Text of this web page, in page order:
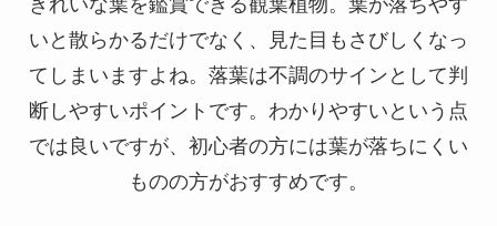
いと散らかるだけでなく、見た目もさびしくなっ
てしまいますよね。落葉は不調のサインとして判
断しやすいポイントです。わかりやすいという点
では良いですが、初心者の方には葉が落ちにくい
ものの方がおすすめです。